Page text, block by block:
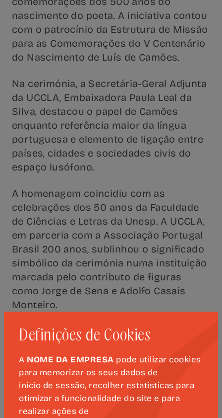
nascimento do poeta. A iniciativa contou
com o patrocínio da Estrutura de Missão
para as Comemorações do V Centenário
do Nascimento de Luís de Camões.
Na cerimónia, a Secretária-Geral Adjunta
da UCCLA, Embaixadora Paula Leal da
Silva, destacou o papel de Camões
enquanto referência maior da língua
portuguesa e elemento de ligação entre
países, cidades e sociedades civis do
espaço lusófono.
A homenagem coincidiu com as
celebrações dos 50 anos da Faculdade
de Ciências e Letras da Unesp. A UCCLA,
em parceria com a Associação Portugal
Brasil 200 anos, sublinhou o significado
simbólico da cerimónia numa instituição
marcada pelo contributo de figuras
como Jorge de Sena e Adolfo Casais
Monteiro.
O programa incluiu ainda uma mesa-
redonda de homenagem aos
professores de Literatura Portuguesa e à
Faculdade de Ciências e Letras, integrada
nas celebrações do V Centenário do
nascimento de Luís de Camões.
Definições de Cookies
A NOME DA EMPRESA pode utilizar cookies
para memorizar os seus dados de
início de sessão, recolher estatísticas para
otimizar a funcionalidade do site e para
realizar ações de